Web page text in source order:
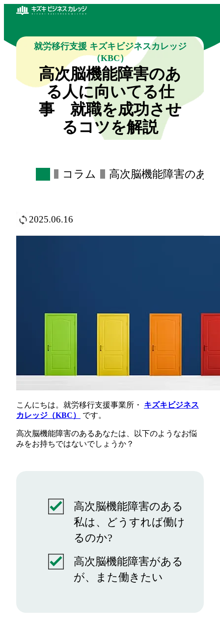
就労移行支援 キズキビジネスカレッジ
（KBC）
高次脳機能障害のあ
る人に向いてる仕
事 就職を成功させ
るコツを解説
コラム 高次脳機能障害のあ
2025.06.16
こんにちは。就労移行支援事業所・ キズキビジネス
カレッジ（KBC）
です。
高次脳機能障害のあるあなたは、以下のようなお悩
みをお持ちではないでしょうか？
高次脳機能障害のある
私は、どうすれば働け
るのか?
高次脳機能障害がある
が、また働きたい